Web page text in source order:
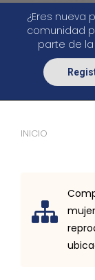
¿Eres nueva
comunidad
parte de
INICIO